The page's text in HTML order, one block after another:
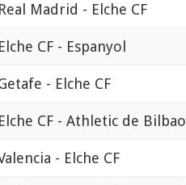
Real Madrid - Elche CF
Elche CF - Espanyol
- Elche CF
Elche CF - Athletic de Bilbao
- Elche CF